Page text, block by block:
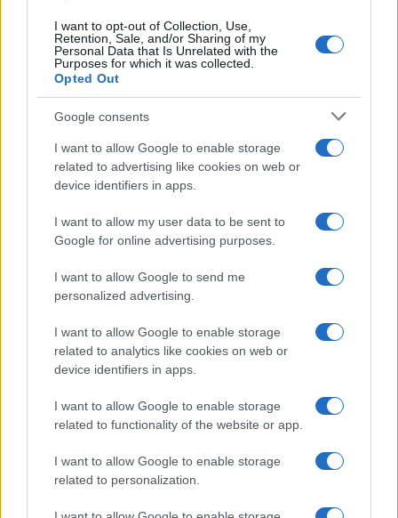
I want to opt-out of Collection, Use,
Retention, Sale, and/or Sharing of my
Personal Data that Is Unrelated with the
Purposes for which it was collected.
Opted Out
Google consents
I want to allow Google to enable storage
related to advertising like cookies on web or
device identifiers in apps.
I want to allow my user data to be sent to
Google for online advertising purposes.
I want to allow Google to send me
personalized advertising.
I want to allow Google to enable storage
related to analytics like cookies on web or
device identifiers in apps.
I want to allow Google to enable storage
related to functionality of the website or app.
I want to allow Google to enable storage
related to personalization.